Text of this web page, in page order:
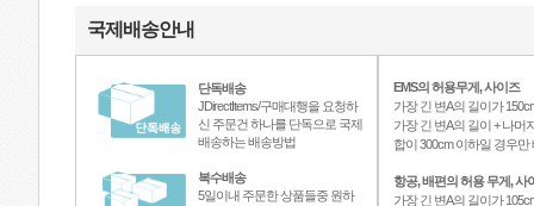
국제배송안내
단독배송
JDirectItems/구매대행을 요청하
신 주문건 하나를 단독으로 국제
배송하는 배송방법
복수배송
5일이내 주문한 상품들중 원하
EMS의 허용무게, 사이즈
가장 긴 변A의 길이가
가장 긴 변A의 길이 + 나머
합이 300cm 이하일 경우만
항공, 배편의 허용 무게, 사
가장 긴 변A의 길이가